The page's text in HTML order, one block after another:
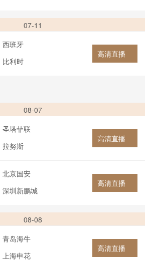
07-11
西班牙
比利时
高清直播
08-07
圣塔菲联
拉努斯
高清直播
北京国安
深圳新鹏城
高清直播
08-08
青岛海牛
上海申花
高清直播